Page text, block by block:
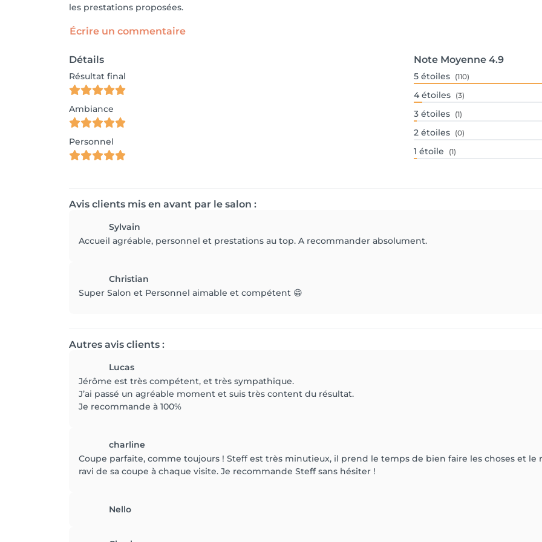
les prestations proposées.
Écrire un commentaire
Détails
Résultat final
Ambiance
Personnel
Note Moyenne 4.9
5 étoiles (110)
4 étoiles (3)
3 étoiles (1)
2 étoiles (0)
1 étoile (1)
Avis clients mis en avant par le salon :
Sylvain
Accueil agréable, personnel et prestations au top. A recommander absolument.
Christian
Super Salon et Personnel aimable et compétent 😁
Autres avis clients :
Lucas
Jérôme est très compétent, et très sympathique.
J’ai passé un agréable moment et suis très content du résultat.
Je recommande à 100%
charline
Coupe parfaite, comme toujours ! Steff est très minutieux, il prend le temps de bien faire les choses et
ravi de sa coupe à chaque visite. Je recommande Steff sans hésiter !
Nello